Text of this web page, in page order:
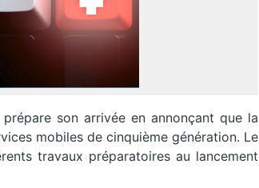
son arrivée en annonçant que la
mobiles de cinquième génération. Le
travaux préparatoires au lancement